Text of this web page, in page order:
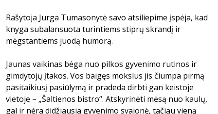
Rašytoja Jurga Tumasonytė savo atsiliepime įspėja, kad
knyga subalansuota turintiems stiprų skrandį ir
mėgstantiems juodą humorą.
Jaunas vaikinas bėga nuo pilkos gyvenimo rutinos ir
gimdytojų įtakos. Vos baigęs mokslus jis čiumpa pirmą
pasitaikiusį pasiūlymą ir pradeda dirbti gan keistoje
vietoje – „Šaltienos bistro“. Atskyrinėti mėsą nuo kaulų,
gal ir nėra didžiausia gyvenimo svajonė, tačiau vieną